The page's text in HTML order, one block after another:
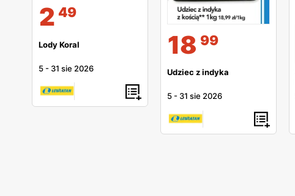
2 49
Lody Koral
5 - 31 sie 2026
18 99
Udziec z indyka
5 - 31 sie 2026